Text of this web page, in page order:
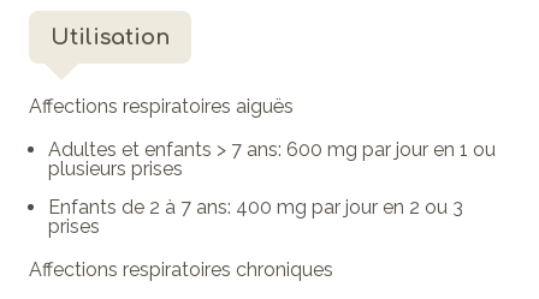
Utilisation
Affections respiratoires aiguës
Adultes et enfants > 7 ans: 600 mg par jour en 1 ou
plusieurs prises
Enfants de 2 à 7 ans: 400 mg par jour en 2 ou 3
prises
Affections respiratoires chroniques